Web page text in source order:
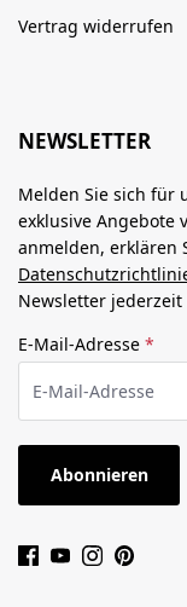
Vertrag widerrufen
NEWSLETTER
Melden Sie sich für
exklusive Angebote
anmelden, erklären
Newsletter
E-Mail-Adresse *
Abonnieren